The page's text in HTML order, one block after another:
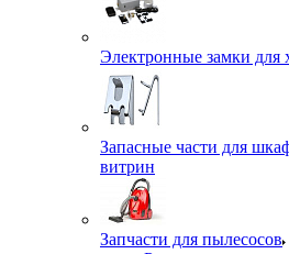
Электронные замки для
Запасные части для
витрин
Запчасти для пылесосов